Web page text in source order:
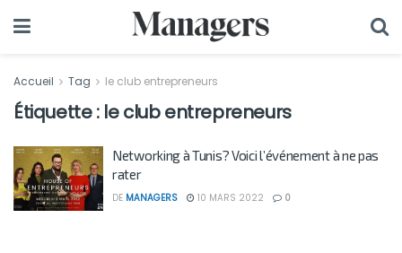
Accueil Tag le club entrepreneurs
Étiquette : le club entrepreneurs
Networking à Tunis? Voici l’événement à ne pas
rater
DE MANAGERS 10 MARS 2022 0